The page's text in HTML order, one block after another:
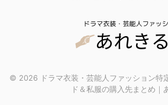
© 2026 ドラマ衣装・芸能人ファッション特
ド＆私服の購入先まとめ｜